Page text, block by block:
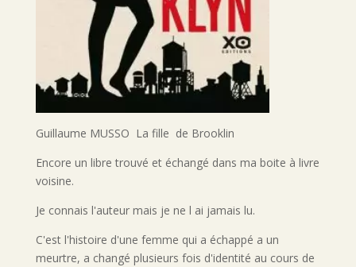
Guillaume MUSSO La fille de Brooklin
Encore un libre trouvé et échangé dans ma boite à livre
voisine.
Je connais l'auteur mais je ne l ai jamais lu.
C'est l'histoire d'une femme qui a échappé a un
meurtre, a changé plusieurs fois d'identité au cours de